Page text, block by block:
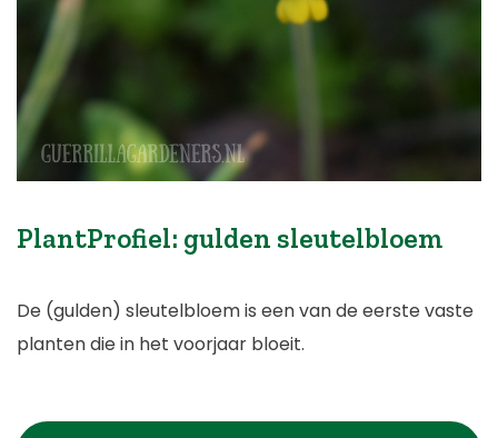
PlantProfiel: gulden sleutelbloem
De (gulden) sleutelbloem is een van de eerste vaste
planten die in het voorjaar bloeit.